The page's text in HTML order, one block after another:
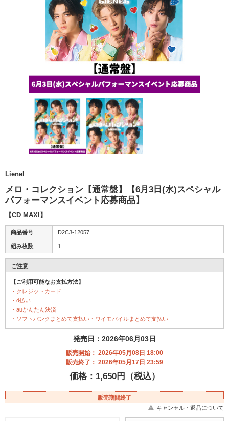
Lienel
メロ・コレクション【通常盤】【6月3日(水)スペシャル
パフォーマンスイベント応募商品】
【CD MAXI】
商品番号 D2CJ-12057
組み枚数 1
ご注意
【ご利用可能なお支払方法】
・クレジットカード
・d払い
・auかんたん決済
・ソフトバンクまとめて支払い・ワイモバイルまとめて支払い
発売日：2026年06月03日
販売開始： 2026年05月08日 18:00
販売終了： 2026年05月17日 23:59
価格：1,650円（税込）
販売期間終了
キャンセル・返品について